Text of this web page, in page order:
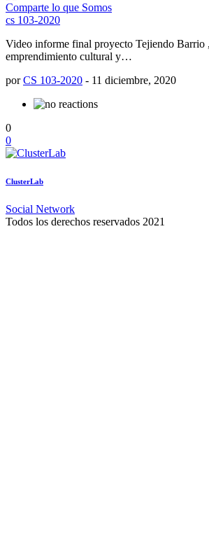
Comparte lo que Somos
cs 103-2020
Video informe final proyecto Tejiendo Barrio
emprendimiento cultural y…
porCS 103-2020 - 11 diciembre, 2020
0
0
ClusterLab
Social Network
Todos los derechos reservados 2021